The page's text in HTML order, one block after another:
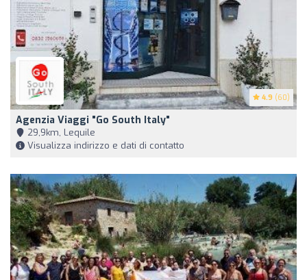
4.9 (60)
Agenzia Viaggi "Go South Italy"
29,9km, Lequile
Visualizza indirizzo e dati di contatto